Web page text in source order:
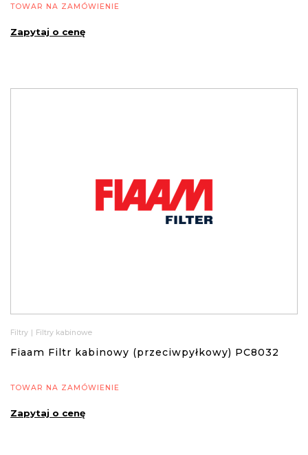
TOWAR NA ZAMÓWIENIE
Zapytaj o cenę
Filtry | Filtry kabinowe
Fiaam Filtr kabinowy (przeciwpyłkowy) PC8032
TOWAR NA ZAMÓWIENIE
Zapytaj o cenę